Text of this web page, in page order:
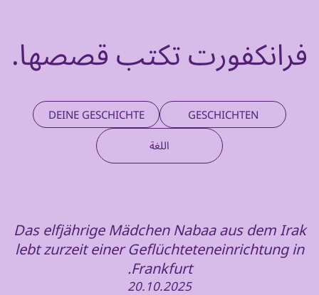
فرانكفورت تكتب قصصها.
GESCHICHTEN
DEINE GESCHICHTE
اللغة
Das elfjährige Mädchen Nabaa aus dem Irak
lebt zurzeit einer Geflüchteteneinrichtung in
Frankfurt.
20.10.2025